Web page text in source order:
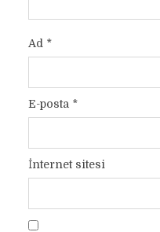
Ad *
E-posta *
İnternet sitesi